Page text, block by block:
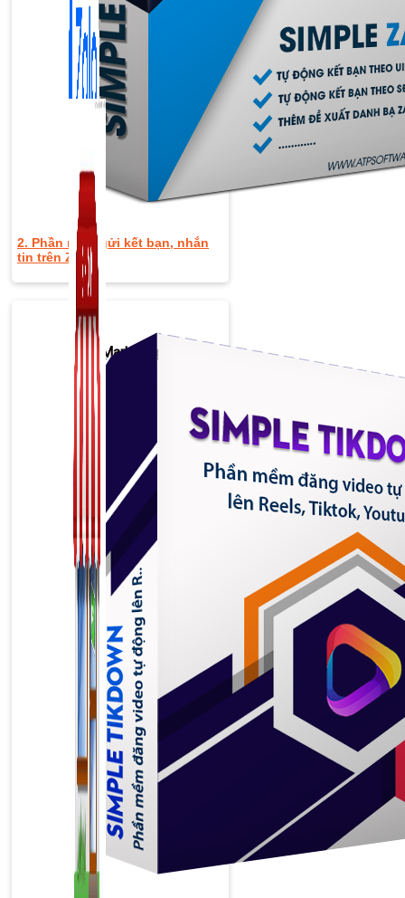
Zalo Marketing
104 bài viết
New
309 bài viết
2. Phần mềm gửi kết bạn, nhắn
tin trên Zalo